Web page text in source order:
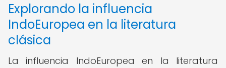
Explorando la influencia
IndoEuropea en la literatura
clásica
La influencia IndoEuropea en la literatura